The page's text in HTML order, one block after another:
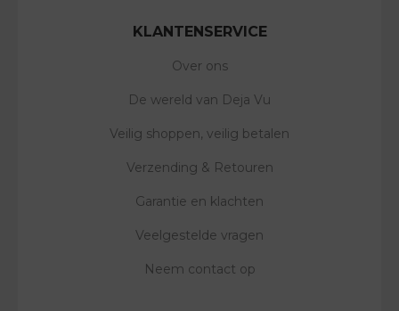
KLANTENSERVICE
Over ons
De wereld van Deja Vu
Veilig shoppen, veilig betalen
Verzending & Retouren
Garantie en klachten
Veelgestelde vragen
Neem contact op